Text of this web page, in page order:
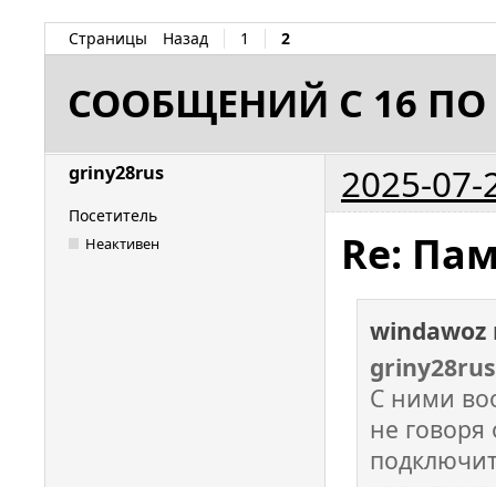
Страницы Назад 1 2
СООБЩЕНИЙ С 16 ПО
griny28rus 2025-07-
Посетитель
Неактивен Re:
griny28rus
С ними
не